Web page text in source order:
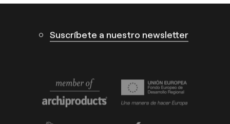
Suscríbete a nuestro newsletter